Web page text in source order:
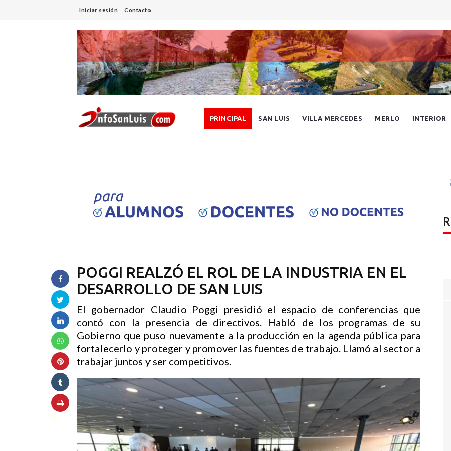
Iniciar sesión Contacto
PRINCIPAL SAN LUIS VILLA MERCEDES MERLO INTERIOR
POGGI REALZÓ EL ROL DE LA INDUSTRIA EN EL
DESARROLLO DE SAN LUIS
El gobernador Claudio Poggi presidió el espacio de conferencias que
contó con la presencia de directivos. Habló de los programas de su
Gobierno que puso nuevamente a la producción en la agenda pública para
fortalecerlo y proteger y promover las fuentes de trabajo. Llamó al sector a
trabajar juntos y ser competitivos.